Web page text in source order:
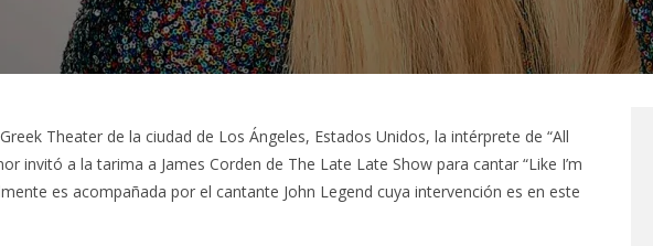
Theater de la ciudad de Los Ángeles, Estados Unidos, la intérprete de “All
invitó a la tarima a James Corden de The Late Late Show para cantar “Like I’m
es acompañada por el cantante John Legend cuya intervención es en este